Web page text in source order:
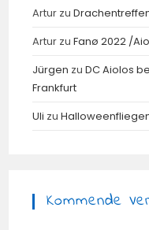
Artur zu
Artur zuFanø 2022 /
Jürgen zuDC Aiolos
Frankfurt
Uli zu
Kommende